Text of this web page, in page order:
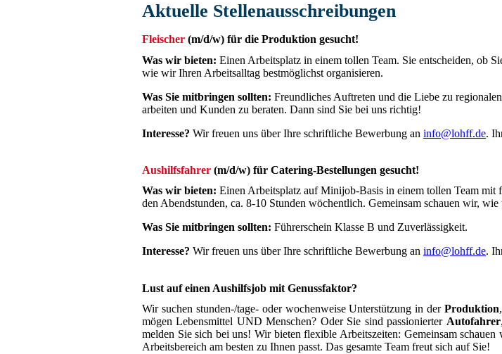
Aktuelle Stellenausschreibungen
Fleischer (m/d/w) für die Produktion gesucht!
Was wir bieten: Einen Arbeitsplatz in einem tollen Team. Sie entscheiden, ob
wie wir Ihren Arbeitsalltag bestmöglichst organisieren.
Was Sie mitbringen sollten: Freundliches Auftreten und die Liebe zu
arbeiten und Kunden zu beraten. Dann sind Sie bei uns richtig!
Interesse? Wir freuen uns über Ihre schriftliche Bewerbung an info@lohff.de.
Aushilfsfahrer (m/d/w) für Catering-Bestellungen gesucht!
Was wir bieten: Einen Arbeitsplatz auf Minijob-Basis in einem tollen Team mit
den Abendstunden, ca. 8-10 Stunden wöchentlich. Gemeinsam schauen wir,
Was Sie mitbringen sollten: Führerschein Klasse B und Zuverlässigkeit.
Interesse? Wir freuen uns über Ihre schriftliche Bewerbung an info@lohff.de.
Lust auf einen Aushilfsjob mit Genussfaktor?
Wir suchen stunden-/tage- oder wochenweise Unterstützung in derProduktion
mögen Lebensmittel UND Menschen? Oder Sie sind passionierter Autofahrer
melden Sie sich bei uns! Wir bieten flexible Arbeitszeiten: Gemeinsam
Arbeitsbereich am besten zu Ihnen passt. Das gesamte Team freut sich auf Sie!